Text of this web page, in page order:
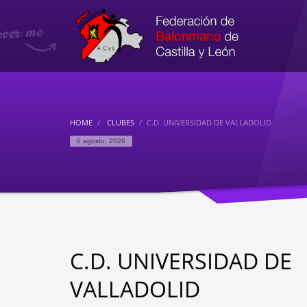
HOME CLUBES C.D. UNIVERSIDAD DE VALLADOLID
6 agosto, 2026
C.D. UNIVERSIDAD DE
VALLADOLID